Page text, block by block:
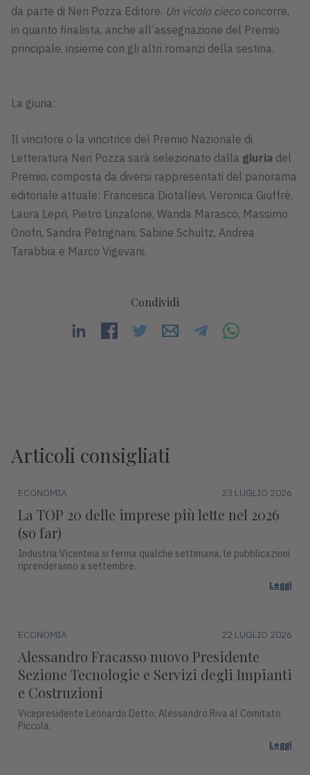
da parte di Neri Pozza Editore. Un vicolo cieco concorre,
in quanto finalista, anche all’assegnazione del Premio
principale, insieme con gli altri romanzi della sestina.
La giuria:
Il vincitore o la vincitrice del Premio Nazionale di
Letteratura Neri Pozza sarà selezionato dalla giuria del
Premio, composta da diversi rappresentati del panorama
editoriale attuale: Francesca Diotallevi, Veronica Giuffré,
Laura Lepri, Pietro Linzalone, Wanda Marasco, Massimo
Onofri, Sandra Petrignani, Sabine Schultz, Andrea
Tarabbia e Marco Vigevani.
Condividi
Articoli consigliati
ECONOMIA 23 LUGLIO 2026
La TOP 20 delle imprese più lette nel 2026
(so far)
Industria Vicentina si ferma qualche settimana, le pubblicazioni
riprenderanno a settembre.
Leggi
ECONOMIA 22 LUGLIO 2026
Alessandro Fracasso nuovo Presidente
Sezione Tecnologie e Servizi degli Impianti
e Costruzioni
Vicepresidente Leonardo Detto; Alessandro Riva al Comitato
Piccola.
Leggi